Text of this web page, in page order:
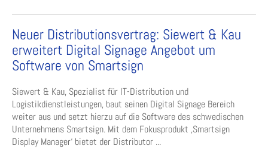
Neuer Distributionsvertrag: Siewert & Kau
erweitert Digital Signage Angebot um
Software von Smartsign
Siewert & Kau, Spezialist für IT-Distribution und
Logistikdienstleistungen, baut seinen Digital Signage Bereich
weiter aus und setzt hierzu auf die Software des schwedischen
Unternehmens Smartsign. Mit dem Fokusprodukt ‚Smartsign
Display Manager‘ bietet der Distributor ...